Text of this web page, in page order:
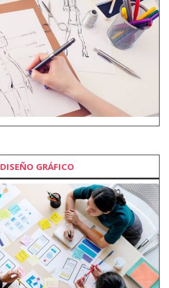
DISEÑO GRÁFICO